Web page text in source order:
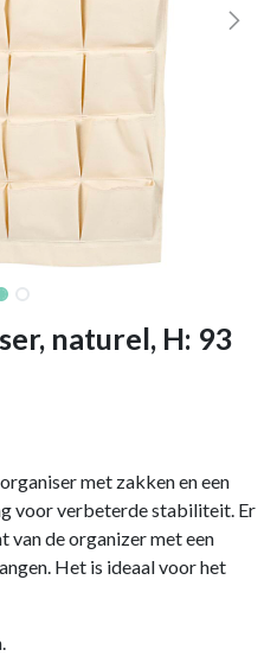
naturel, H: 93
met zakken en een
voor verbeterde stabiliteit. Er
van de organizer met een
Het is ideaal voor het